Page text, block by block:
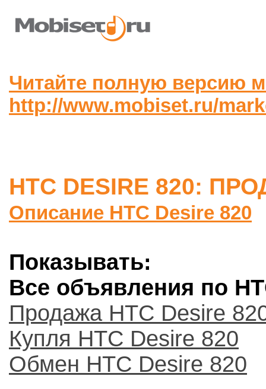
Читайте полную версию
http://www.mobiset.ru/
HTC DESIRE 820:
Описание HTC Desire 820
Показывать:
Все объявления по
Продажа HTC Desire
Купля HTC Desire 820
Обмен HTC Desire 820